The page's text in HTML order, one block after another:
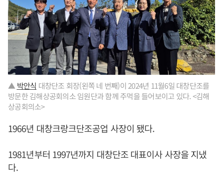
▲ 박안식 대창단조 회장(왼쪽 네 번째)이 2024년 11월6일 대창단조를
방문한 김해상공회의소 임원단과 함께 주먹을 들어보이고 있다. <김해
상공회의소>
1966년 대창크랑크단조공업 사장이 됐다.
1981년부터 1997년까지 대창단조 대표이사 사장을 지냈
다.